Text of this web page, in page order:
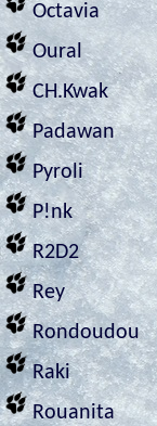
Octavia
Oural
CH.Kwak
Padawan
Pyroli
P!nk
R2D2
Rey
Rondoudou
Raki
Rouanita